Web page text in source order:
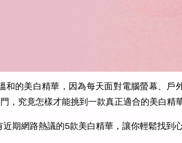
和的美白精華，因為每天面對電腦螢幕、戶
，究竟怎樣才能挑到一款真正適合的美白精
期網路熱議的5款美白精華，讓你輕鬆找到